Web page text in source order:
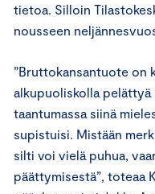
tietoa. Silloin
nousseen
”Bruttokansantuote on
alkupuoliskolla pelättyä
taantumassa siinä
supistuisi. Mistään
silti voi vielä puhua,
päättymisestä”, toteaa